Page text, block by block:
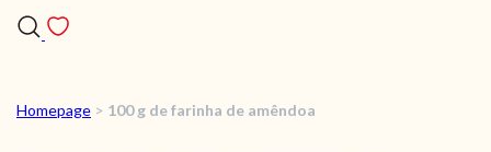
RECEITAS
Homepage > 100 g de farinha de amêndoa